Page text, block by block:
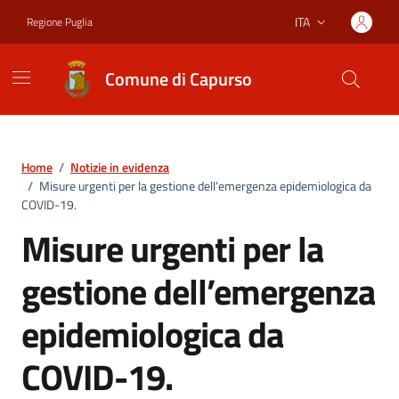
Regione Puglia Lingua attiva:
ITA
Comune di Capurso
Home / Notizie in evidenza
/ Misure urgenti per la gestione dell’emergenza epidemiologica da
COVID-19.
Misure urgenti per la
gestione dell’emergenza
epidemiologica da
COVID-19.